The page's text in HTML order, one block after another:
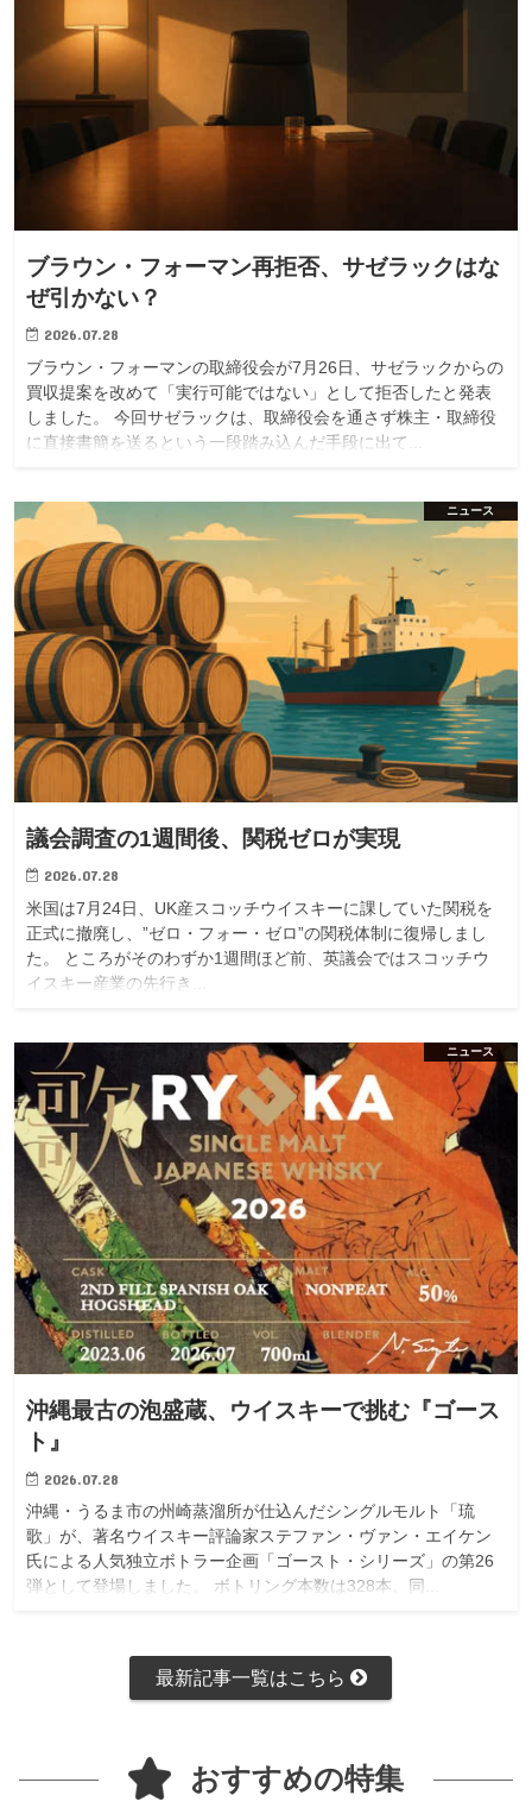
ブラウン・フォーマン再拒否、サゼラックはな
ぜ引かない？
2026.07.28
ブラウン・フォーマンの取締役会が7月26日、サゼラックからの
買収提案を改めて「実行可能ではない」として拒否したと発表
しました。 今回サゼラックは、取締役会を通さず株主・取締役
に直接書簡を送るという一段踏み込んだ手段に出て...
ニュース
議会調査の1週間後、関税ゼロが実現
2026.07.28
米国は7月24日、UK産スコッチウイスキーに課していた関税を
正式に撤廃し、”ゼロ・フォー・ゼロ”の関税体制に復帰しまし
た。 ところがそのわずか1週間ほど前、英議会ではスコッチウ
イスキー産業の先行き...
ニュース
沖縄最古の泡盛蔵、ウイスキーで挑む『ゴース
ト』
2026.07.28
沖縄・うるま市の州崎蒸溜所が仕込んだシングルモルト「琉
歌」が、著名ウイスキー評論家ステファン・ヴァン・エイケン
氏による人気独立ボトラー企画「ゴースト・シリーズ」の第26
弾として登場しました。 ボトリング本数は328本。同...
最新記事一覧はこちら
おすすめの特集